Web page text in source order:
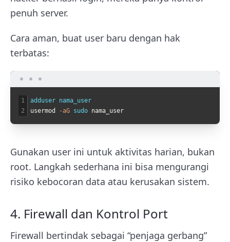
penuh server.
Cara aman, buat user baru dengan hak
terbatas:
1
2
adduser nama_user
usermod
-aG sudo nama_user
Gunakan user ini untuk aktivitas harian, bukan
root. Langkah sederhana ini bisa mengurangi
risiko kebocoran data atau kerusakan sistem.
4. Firewall dan Kontrol Port
Firewall bertindak sebagai “penjaga gerbang”